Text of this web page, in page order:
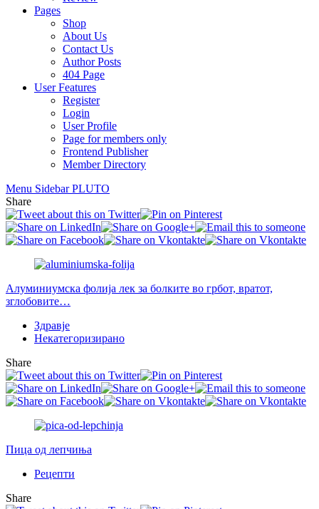
Pages
Shop
About Us
Contact Us
Author Posts
404 Page
User Features
Register
Login
User Profile
Page for members only
Frontend Publisher
Member Directory
Menu Sidebar PLUTO
Share
Алуминиумска фолија лек за болките во грбот, вратот,
зглобовите…
Здравје
Некатегоризирано
Share
Пица од лепчиња
Рецепти
Share